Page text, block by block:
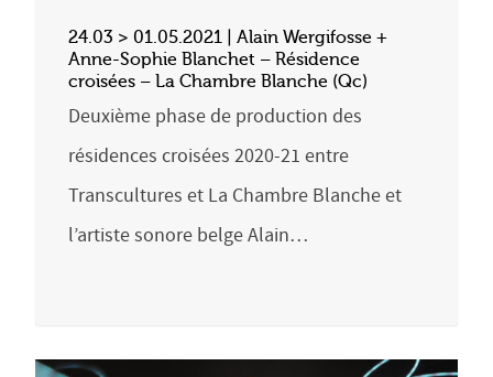
24.03 > 01.05.2021 | Alain Wergifosse +
Anne-Sophie Blanchet – Résidence
croisées – La Chambre Blanche (Qc)
Deuxième phase de production des
résidences croisées 2020-21 entre
Transcultures et La Chambre Blanche et
l’artiste sonore belge Alain…